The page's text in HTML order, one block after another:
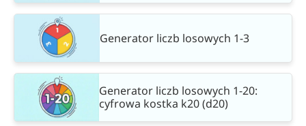
Generator liczb losowych 1-3
Generator liczb losowych 1-20:
cyfrowa kostka k20 (d20)